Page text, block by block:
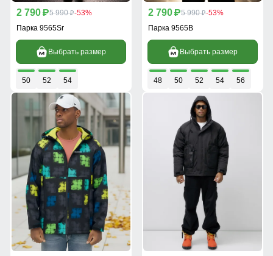
2 790 p5 990 p-53%
Парка 9565Sr
Выбрать размер
50 52 54
2 790 p5 990 p-53%
Парка 9565B
Выбрать размер
48 50 52 54 56